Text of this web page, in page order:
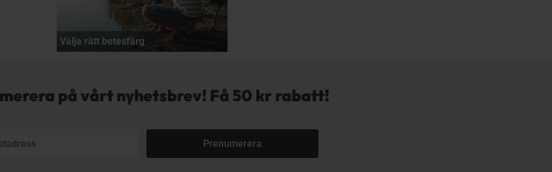
Välja rätt betesfärg
på vårt nyhetsbrev! Få50 kr rabatt!
Prenumerera